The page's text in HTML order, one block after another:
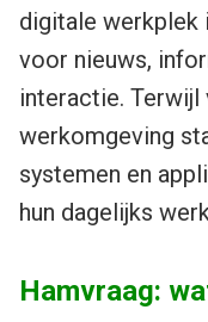
digitale werkplek
voor nieuws,
interactie.
werkomgeving
systemen en
hun dagelijks
Hamvraag: